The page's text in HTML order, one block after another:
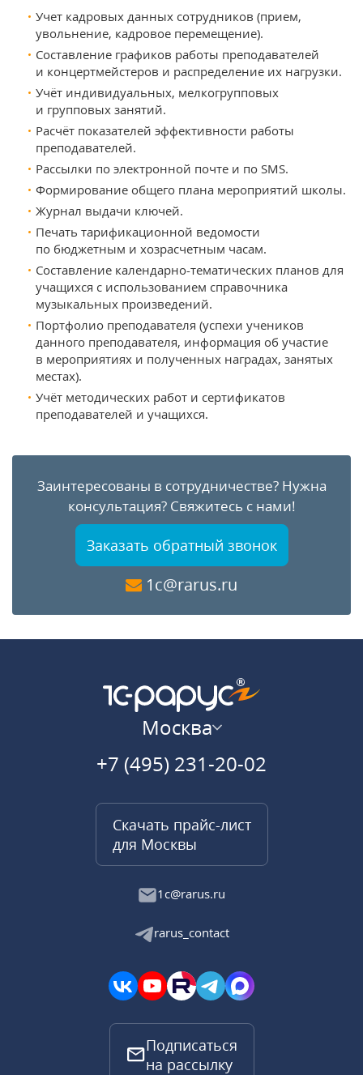
Учет кадровых данных сотрудников (прием,
увольнение, кадровое перемещение).
Составление графиков работы преподавателей
и концертмейстеров и распределение их нагрузки.
Учёт индивидуальных, мелкогрупповых
и групповых занятий.
Расчёт показателей эффективности работы
преподавателей.
Рассылки по электронной почте и по SMS.
Формирование общего плана мероприятий школы.
Журнал выдачи ключей.
Печать тарификационной ведомости
по бюджетным и хозрасчетным часам.
Составление календарно-тематических планов для
учащихся с использованием справочника
музыкальных произведений.
Портфолио преподавателя (успехи учеников
данного преподавателя, информация об участие
в мероприятиях и полученных наградах, занятых
местах).
Учёт методических работ и сертификатов
преподавателей и учащихся.
Заинтересованы в сотрудничестве?Нужна
консультация? Свяжитесь с нами!
Заказать обратный звонок
1c@rarus.ru
Москва
+7 (495) 231-20-02
Скачать прайс-лист
для Москвы
1c@rarus.ru
rarus_contact
Подписаться
на рассылку